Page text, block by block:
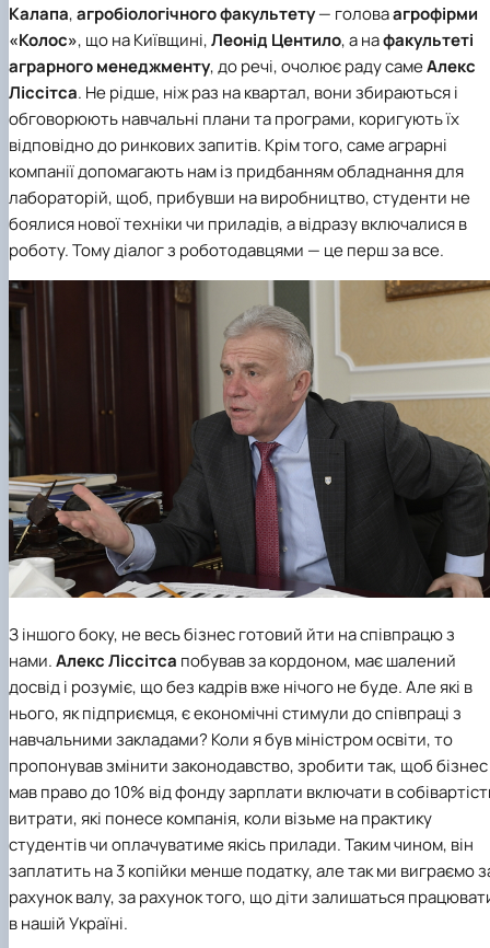
Калапа,агробіологічного факультету— головаагрофірми
«Колос», що на Київщині,Леонід Центило, а нафакультеті
аграрного менеджменту, до речі, очолює раду самеАлекс
Ліссітса. Не рідше, ніж раз на квартал, вони збираються і
обговорюють навчальні плани та програми, коригують їх
відповідно до ринкових запитів. Крім того, саме аграрні
компанії допомагають нам із придбанням обладнання для
лабораторій, щоб, прибувши на виробництво, студенти не
боялися нової техніки чи приладів, а відразу включалися в
роботу. Тому діалог з роботодавцями — це перш за все.
З іншого боку, не весь бізнес готовий йти на співпрацю з
нами.Алекс Ліссітса побував за кордоном, має шалений
досвід і розуміє, що без кадрів вже нічого не буде. Але які в
нього, як підприємця, є економічні стимули до співпраці з
навчальними закладами? Коли я був міністром освіти, то
пропонував змінити законодавство, зробити так, щоб бізнес
мав право до 10% від фонду зарплати включати в
витрати, які понесе компанія, коли візьме на практику
студентів чи оплачуватиме якісь прилади. Таким чином, він
заплатить на 3 копійки менше податку, але так ми виграємо
рахунок валу, за рахунок того, що діти залишаться
в нашій Україні.